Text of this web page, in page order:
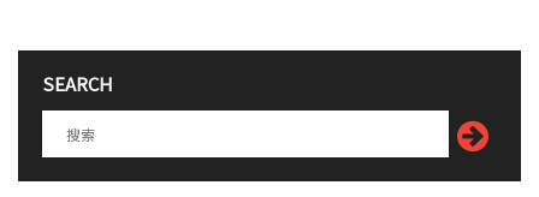
SEARCH